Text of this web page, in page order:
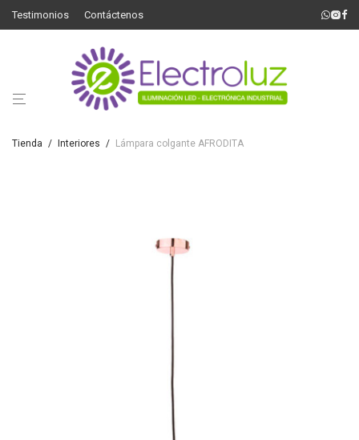
Testimonios Contáctenos
Tienda / Interiores / Lámpara colgante AFRODITA